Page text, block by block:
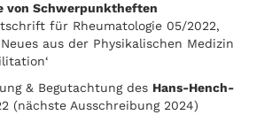
von Schwerpunktheften
für Rheumatologie 05/2022,
aus der Physikalischen Medizin
& Begutachtung des Hans-Hench-
(nächste Ausschreibung 2024)